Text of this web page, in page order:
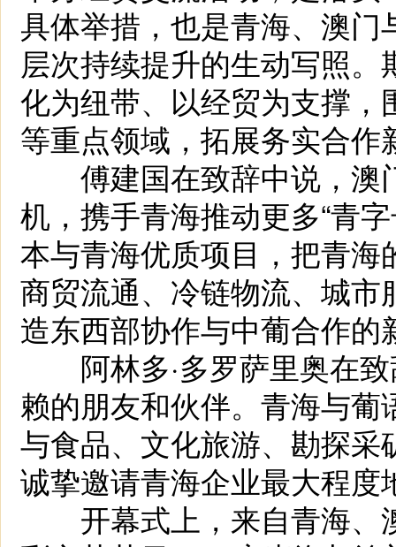
具体举措，也是青海、澳
层次持续提升的生动写照
化为纽带、以经贸为支撑
等重点领域，拓展务实合作
傅建国在致辞中说，澳
机，携手青海推动更多“青
本与青海优质项目，把青
商贸流通、冷链物流、城
造东西部协作与中葡合作的
阿林多·多罗萨里奥在致
赖的朋友和伙伴。青海与
与食品、文化旅游、勘探
诚挚邀请青海企业最大程
开幕式上，来自青海、